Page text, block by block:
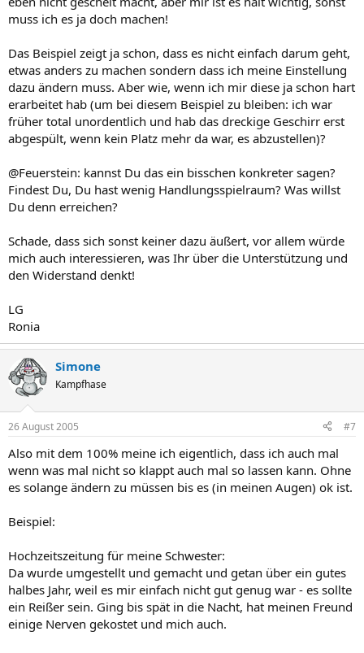
muss ich es ja doch machen!
Das Beispiel zeigt ja schon, dass es nicht einfach darum geht,
etwas anders zu machen sondern dass ich meine Einstellung
dazu ändern muss. Aber wie, wenn ich mir diese ja schon hart
erarbeitet hab (um bei diesem Beispiel zu bleiben: ich war
früher total unordentlich und hab das dreckige Geschirr erst
abgespült, wenn kein Platz mehr da war, es abzustellen)?
@Feuerstein: kannst Du das ein bisschen konkreter sagen?
Findest Du, Du hast wenig Handlungsspielraum? Was willst
Du denn erreichen?
Schade, dass sich sonst keiner dazu äußert, vor allem würde
mich auch interessieren, was Ihr über die Unterstützung und
den Widerstand denkt!
LG
Ronia
Simone
Kampfhase
26 August 2005 #7
Also mit dem 100% meine ich eigentlich, dass ich auch mal
wenn was mal nicht so klappt auch mal so lassen kann. Ohne
es solange ändern zu müssen bis es (in meinen Augen) ok ist.
Beispiel:
Hochzeitszeitung für meine Schwester:
Da wurde umgestellt und gemacht und getan über ein gutes
halbes Jahr, weil es mir einfach nicht gut genug war - es sollte
ein Reißer sein. Ging bis spät in die Nacht, hat meinen Freund
einige Nerven gekostet und mich auch.